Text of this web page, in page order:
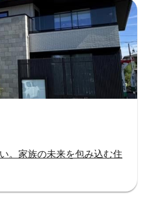
。家族の未来を包み込む住